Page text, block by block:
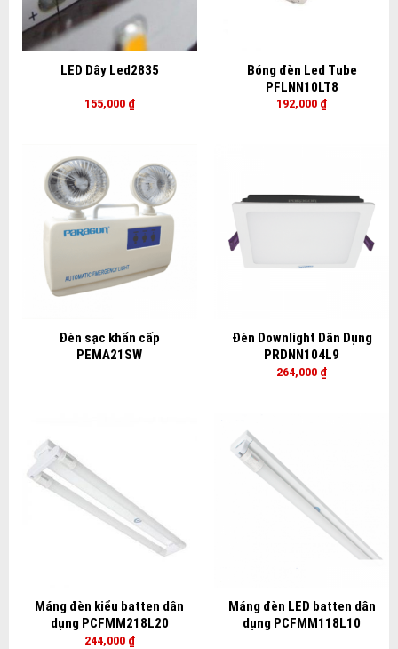
LED Dây Led2835
155,000 ₫
Bóng đèn Led Tube
PFLNN10LT8
192,000 ₫
Đèn sạc khẩn cấp
PEMA21SW
Đèn Downlight Dân Dụng
PRDNN104L9
264,000 ₫
Máng đèn kiểu batten dân
dụng PCFMM218L20
244,000 ₫
Máng đèn LED batten dân
dụng PCFMM118L10